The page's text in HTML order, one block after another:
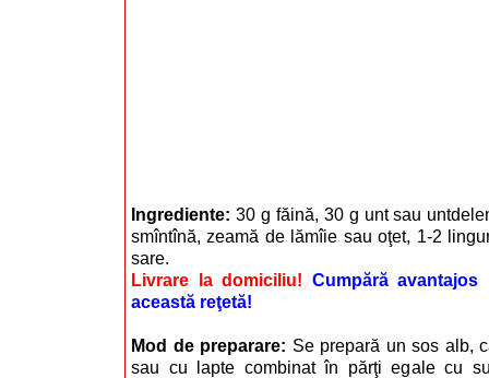
Ingrediente: 30 g făină, 30 g unt sau
smîntînă, zeamă de lămîie sau oţet, 1-2
sare.
Livrare la domiciliu! Cumpără avantajos
această reţetă!
Mod de preparare: Se prepară un sos alb,
sau cu lapte combinat în părţi egale cu